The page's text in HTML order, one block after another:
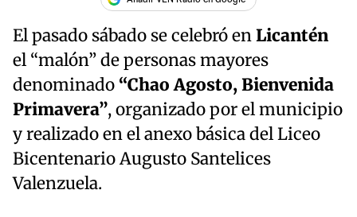
El pasado sábado se celebró enLicantén
el “malón” de personas mayores
denominado “Chao Agosto, Bienvenida
Primavera”, organizado por el municipio
y realizado en el anexo básica del Liceo
Bicentenario Augusto Santelices
Valenzuela.